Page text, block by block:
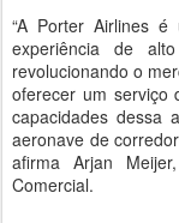
“A Porter Airlines
experiência de
revolucionando o
oferecer um
capacidades
aeronave de
afirma Arjan
Comercial.